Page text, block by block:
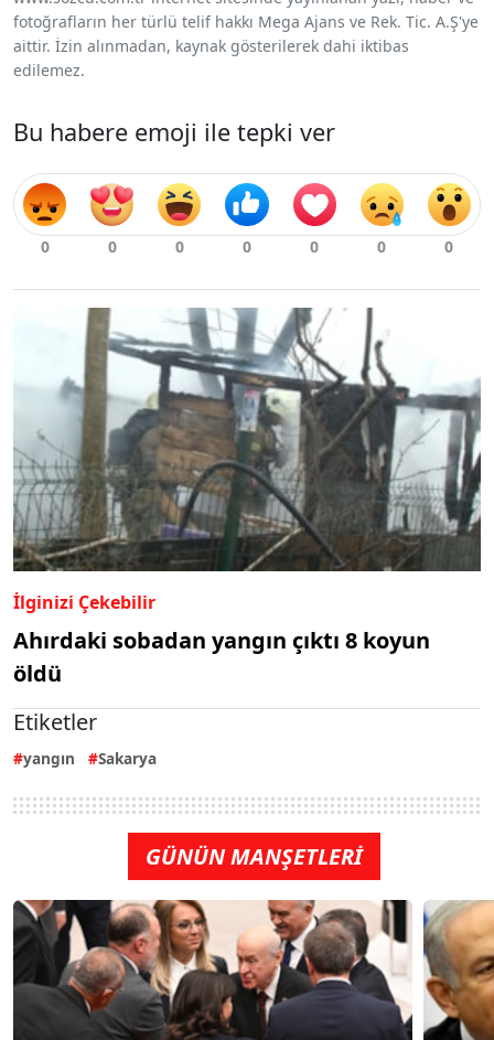
fotoğrafların her türlü telif hakkı Mega Ajans ve Rek. Tic. A.Ş'ye
aittir. İzin alınmadan, kaynak gösterilerek dahi iktibas
edilemez.
Bu habere emoji ile tepki ver
İlginizi Çekebilir
Ahırdaki sobadan yangın çıktı 8 koyun
öldü
Etiketler
yangın Sakarya
GÜNÜN MANŞETLERİ